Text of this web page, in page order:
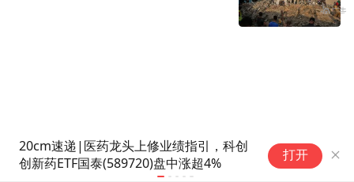
印尼股市基准指数上涨1%至6404.25点
劲涨3%！
弹新高
打开